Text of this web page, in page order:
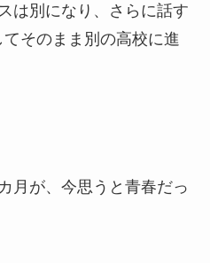
は別になり、さらに話す
そのまま別の高校に進
月が、今思うと青春だっ